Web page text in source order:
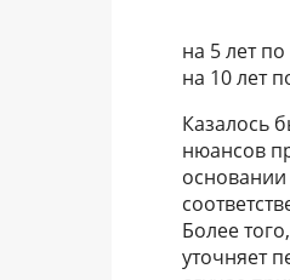
на 5 лет
на 10 лет
Казалось
нюансов
Более
уточняет